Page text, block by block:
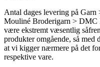
Antal dages levering på
Mouliné Broderigarn > DMC
være ekstremt væsentlig
produkter omgående, så
at vi kigger nærmere på det
respektive vare.